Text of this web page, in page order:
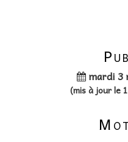
mardi 3
(mis à jour le